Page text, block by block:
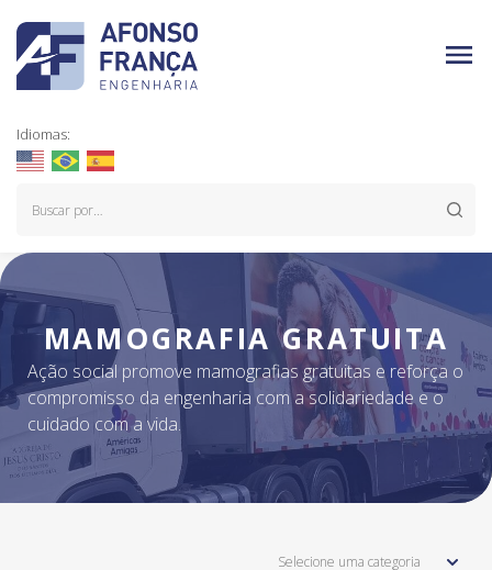
Idiomas:
MAMOGRAFIA GRATUITA
Ação social promove mamografias gratuitas e reforça o
compromisso da engenharia com a solidariedade e o
cuidado com a vida.
Selecione uma categoria